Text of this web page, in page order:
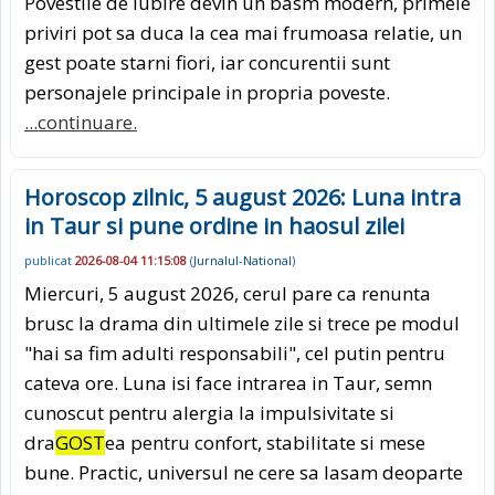
priviri pot sa duca la cea mai frumoasa relatie, un
gest poate starni fiori, iar concurentii sunt
personajele principale in propria poveste.
...continuare.
Horoscop zilnic, 5 august 2026: Luna intra
in Taur si pune ordine in haosul zilei
publicat 2026-08-04 11:15:08 (Jurnalul-National)
Miercuri, 5 august 2026, cerul pare ca renunta
brusc la drama din ultimele zile si trece pe modul
"hai sa fim adulti responsabili", cel putin pentru
cateva ore. Luna isi face intrarea in Taur, semn
cunoscut pentru alergia la impulsivitate si
draGOSTea pentru confort, stabilitate si mese
bune. Practic, universul ne cere sa lasam deoparte